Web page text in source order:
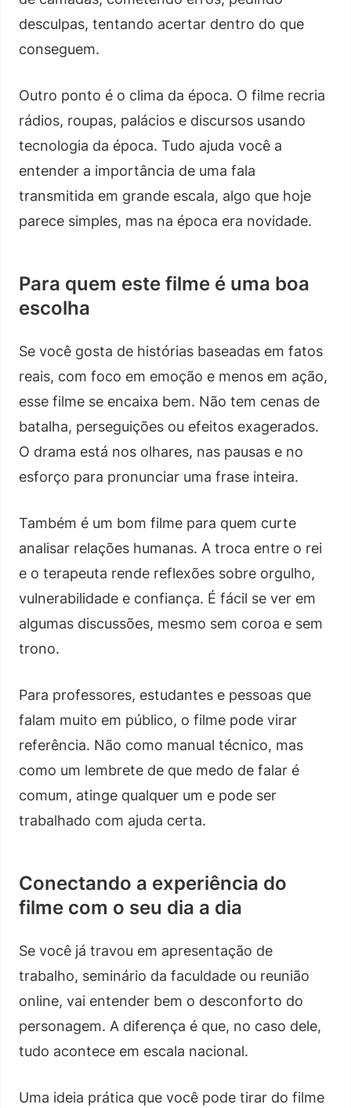
desculpas, tentando acertar dentro do que
conseguem.
Outro ponto é o clima da época. O filme recria
rádios, roupas, palácios e discursos usando
tecnologia da época. Tudo ajuda você a
entender a importância de uma fala
transmitida em grande escala, algo que hoje
parece simples, mas na época era novidade.
Para quem este filme é uma boa
escolha
Se você gosta de histórias baseadas em fatos
reais, com foco em emoção e menos em ação,
esse filme se encaixa bem. Não tem cenas de
batalha, perseguições ou efeitos exagerados.
O drama está nos olhares, nas pausas e no
esforço para pronunciar uma frase inteira.
Também é um bom filme para quem curte
analisar relações humanas. A troca entre o rei
e o terapeuta rende reflexões sobre orgulho,
vulnerabilidade e confiança. É fácil se ver em
algumas discussões, mesmo sem coroa e sem
trono.
Para professores, estudantes e pessoas que
falam muito em público, o filme pode virar
referência. Não como manual técnico, mas
como um lembrete de que medo de falar é
comum, atinge qualquer um e pode ser
trabalhado com ajuda certa.
Conectando a experiência do
filme com o seu dia a dia
Se você já travou em apresentação de
trabalho, seminário da faculdade ou reunião
online, vai entender bem o desconforto do
personagem. A diferença é que, no caso dele,
tudo acontece em escala nacional.
Uma ideia prática que você pode tirar do filme